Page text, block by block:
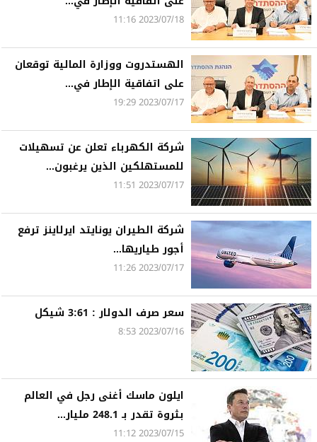
2023/07/18 11:16
الهستدروت ووزارة المالية توقعان
على اتفاقية الإطار في...
2023/07/17 19:29
شركة الكهرباء تعلن عن تسهيلات
للمستهلكين الذين يرغبون...
2023/07/17 11:51
شركة الطيران يونايتد ايرلاينز ترفع
أجور طياريها...
2023/07/17 11:26
سعر صرف الدولار : 3:61 شيكل
2023/07/16 8:53
ايلون ماسك أغنى رجل في العالم
بثروة تقدر بـ 248.1 مليار...
2023/07/15 11:12